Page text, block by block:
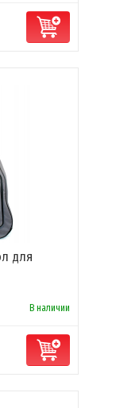
для
В наличии